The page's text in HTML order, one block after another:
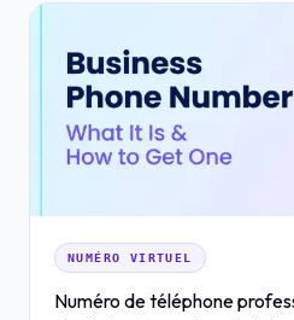
NUMÉRO VIRTUEL
Numéro de téléphone